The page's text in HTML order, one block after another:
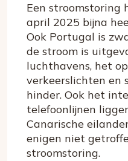
Een stroomstoring
april 2025 bijna
Ook Portugal is
de stroom is
luchthavens, het
verkeerslichten en
hinder. Ook het
telefoonlijnen
Canarische
enigen niet
stroomstoring.